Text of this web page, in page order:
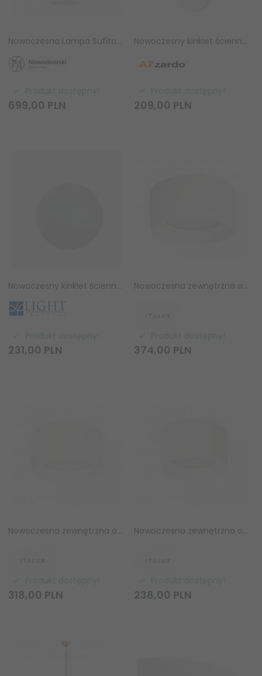
Nowoczesna Lampa Sufitowa SATELLITE S WHITE Zwis 11228 Nowodvorski Lighting
699,00 PLN
Nowoczesny kinkiet ścienny LED Azzardo ANCONA AZ2195 WH
209,00 PLN
Nowoczesny kinkiet ścienny LED LIGHT PRESTIGE PLATILLO LP-8102/1C-6W WH
231,00 PLN
Nowoczesna zewnętrzna oprawa sufitowa natynkowa okrągła biała IP44 Sirius WG-608C/WK-WW/MULTI ITALUX
374,00 PLN
Nowoczesna zewnętrzna oprawa sufitowa natynkowa okrągła biała IP44 Sirius WG-606A/WK-WW/MULTI ITALUX
318,00 PLN
Nowoczesna zewnętrzna oprawa sufitowa natynkowa okrągła biała IP44 Sirius WG-604A/WK-WW/MULTI ITALUX
238,00 PLN